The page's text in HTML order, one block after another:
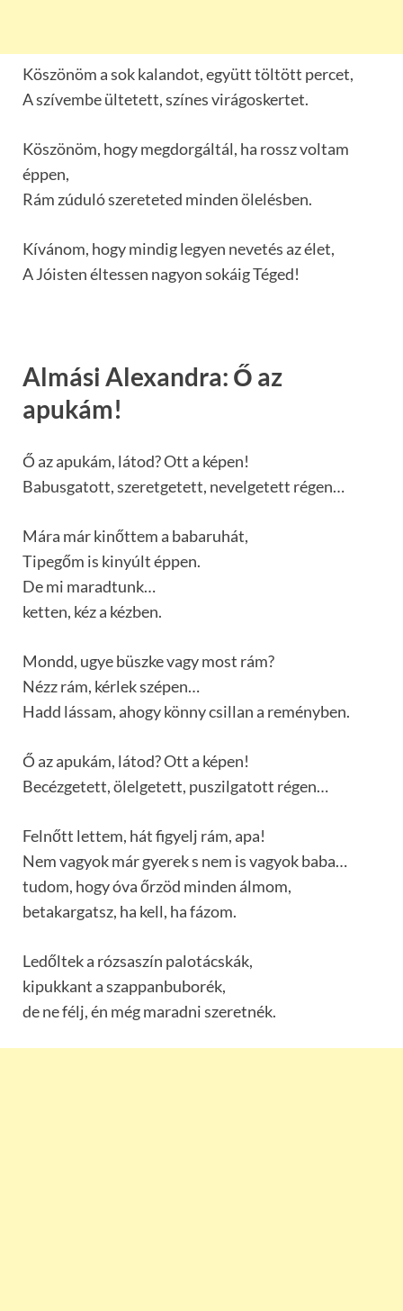
Köszönöm a sok kalandot, együtt töltött percet,
A szívembe ültetett, színes virágoskertet.
Köszönöm, hogy megdorgáltál, ha rossz voltam
éppen,
Rám zúduló szereteted minden ölelésben.
Kívánom, hogy mindig legyen nevetés az élet,
A Jóisten éltessen nagyon sokáig Téged!
Almási Alexandra: Ő az
apukám!
Ő az apukám, látod? Ott a képen!
Babusgatott, szeretgetett, nevelgetett régen…
Mára már kinőttem a babaruhát,
Tipegőm is kinyúlt éppen.
De mi maradtunk…
ketten, kéz a kézben.
Mondd, ugye büszke vagy most rám?
Nézz rám, kérlek szépen…
Hadd lássam, ahogy könny csillan a reményben.
Ő az apukám, látod? Ott a képen!
Becézgetett, ölelgetett, puszilgatott régen…
Felnőtt lettem, hát figyelj rám, apa!
Nem vagyok már gyerek s nem is vagyok baba…
tudom, hogy óva őrzöd minden álmom,
betakargatsz, ha kell, ha fázom.
Ledőltek a rózsaszín palotácskák,
kipukkant a szappanbuborék,
de ne félj, én még maradni szeretnék.